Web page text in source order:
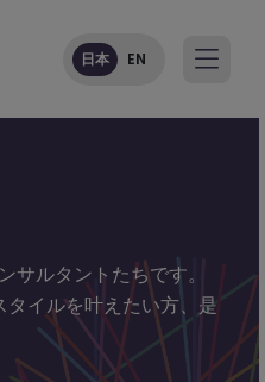
日本 EN
ルタントたちです。
イルを叶えたい方、是